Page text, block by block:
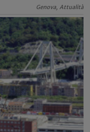
Genova, Attualità